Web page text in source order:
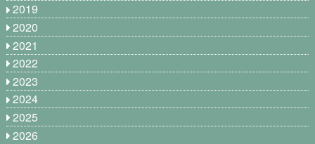
2019
2020
2021
2022
2023
2024
2025
2026